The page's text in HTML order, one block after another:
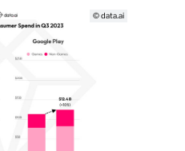
© data.ai